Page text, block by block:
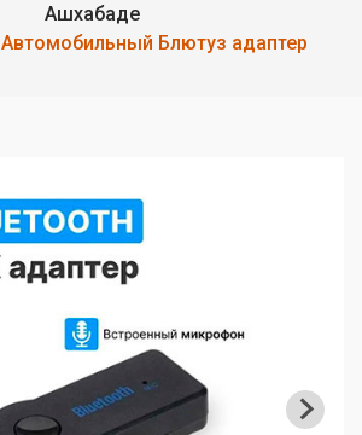
Ашхабаде
Автомобильный Блютуз адаптер